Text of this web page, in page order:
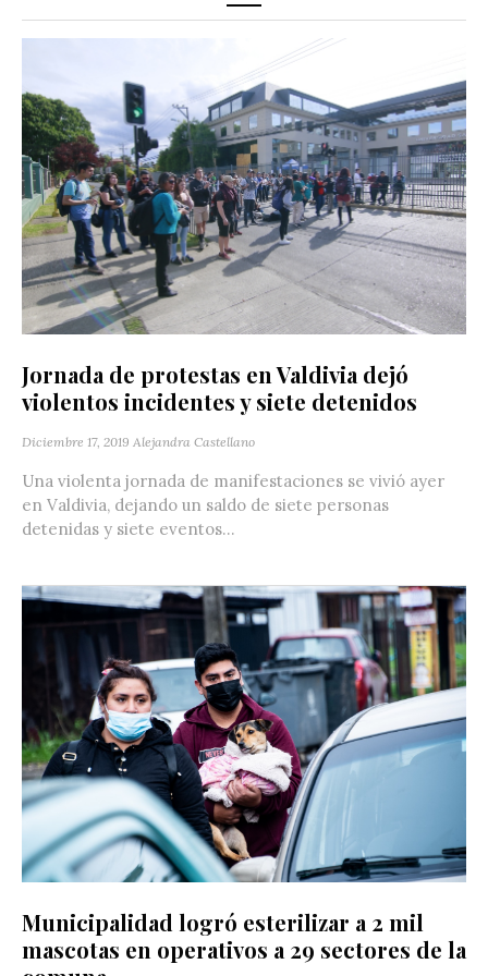
Jornada de protestas en Valdivia dejó
violentos incidentes y siete detenidos
Diciembre 17, 2019 Alejandra Castellano
Una violenta jornada de manifestaciones se vivió ayer
en Valdivia, dejando un saldo de siete personas
detenidas y siete eventos...
Municipalidad logró esterilizar a 2 mil
mascotas en operativos a 29 sectores de la